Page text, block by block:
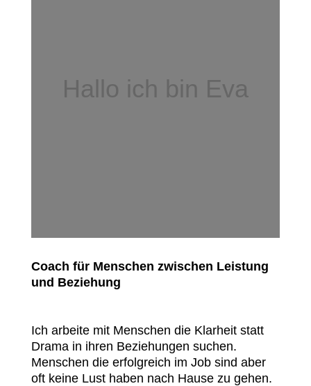
Hallo ich bin Eva
Coach für Menschen zwischen Leistung
und Beziehung
Ich arbeite mit Menschen die Klarheit statt
Drama in ihren Beziehungen suchen.
Menschen die erfolgreich im Job sind aber
oft keine Lust haben nach Hause zu gehen.